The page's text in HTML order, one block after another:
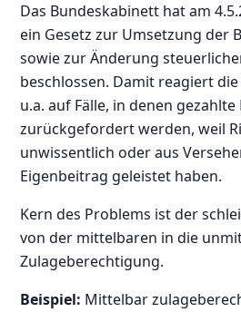
Das Bundeskabinett hat am
ein Gesetz zur Umsetzung der
sowie zur Änderung
beschlossen. Damit reagiert
u.a. auf Fälle, in denen
zurückgefordert werden, weil
unwissentlich oder aus
Eigenbeitrag geleistet haben.
Kern des Problems ist der
von der mittelbaren in die
Zulageberechtigung.
Beispiel: Mittelbar